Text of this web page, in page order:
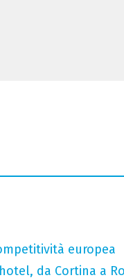
europea
da Cortina a